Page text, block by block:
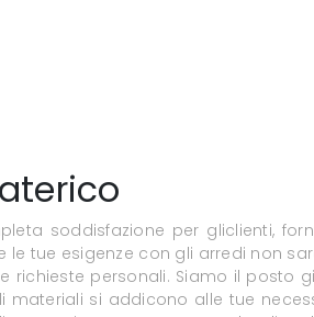
soddisfazione per gliclienti,
le tue esigenze con gli arredi non
richieste personali. Siamo il
materiali si addicono alle tue